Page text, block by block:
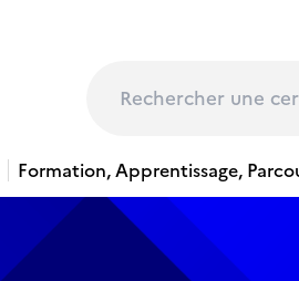
Formation, Apprentissage,